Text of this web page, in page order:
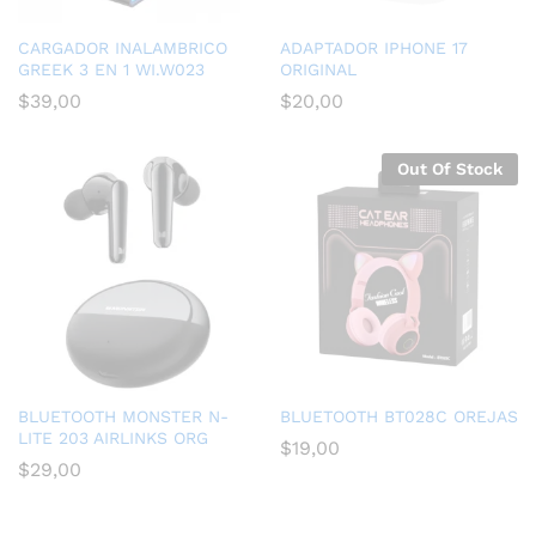
CARGADOR INALAMBRICO
GREEK 3 EN 1 WI.W023
$39,00
ADAPTADOR IPHONE 17
ORIGINAL
$20,00
BLUETOOTH MONSTER N-
LITE 203 AIRLINKS ORG
$29,00
Out Of Stock
BLUETOOTH BT028C OREJAS
$19,00